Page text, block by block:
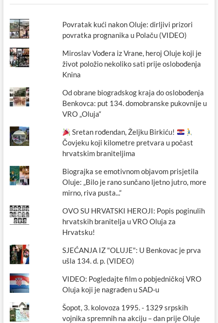
Povratak kući nakon Oluje: dirljivi prizori
povratka prognanika u Polaču (VIDEO)
Miroslav Vođera iz Vrane, heroj Oluje koji je
život položio nekoliko sati prije oslobođenja
Knina
Od obrane biogradskog kraja do oslobođenja
Benkovca: put 134. domobranske pukovnije u
VRO „Oluja“
Sretan rođendan, Željku Birkiću!
Čovjeku koji kilometre pretvara u počast
hrvatskim braniteljima
Biograjka se emotivnom objavom prisjetila
Oluje: „Bilo je rano sunčano ljetno jutro, more
mirno, riva pusta...“
OVO SU HRVATSKI HEROJI: Popis poginulih
hrvatskih branitelja u VRO Oluja za
Hrvatsku!
SJEĆANJA IZ "OLUJE": U Benkovac je prva
ušla 134. d. p. (VIDEO)
VIDEO: Pogledajte film o pobjedničkoj VRO
Oluja koji je nagrađen u SAD-u
Šopot, 3. kolovoza 1995. - 1329 srpskih
vojnika spremnih na akciju – dan prije Oluje